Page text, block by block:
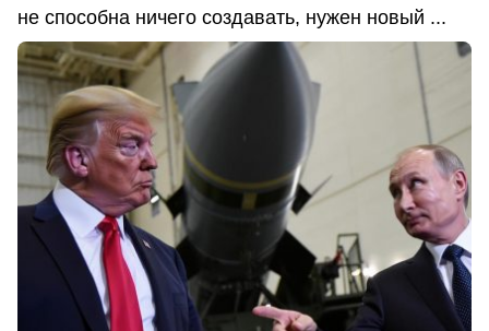
не способна ничего создавать, нужен новый ...